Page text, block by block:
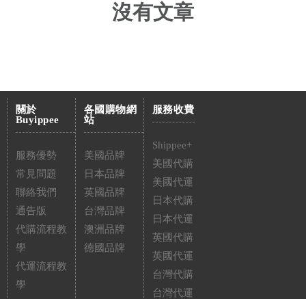
沒有文章
關於
Buyippee
服務優勢
常見問題
聯絡我們
通告版
代購流程教
學
代運流程教
學
各國購物網
站
美國品牌
日本品牌
英國品牌
台灣品牌
澳洲品牌
德國品牌
服務收費
Shippee+
美國代購
美國代運
日本代購
日本代運
英國代購
英國代運
台灣代購
台灣代運